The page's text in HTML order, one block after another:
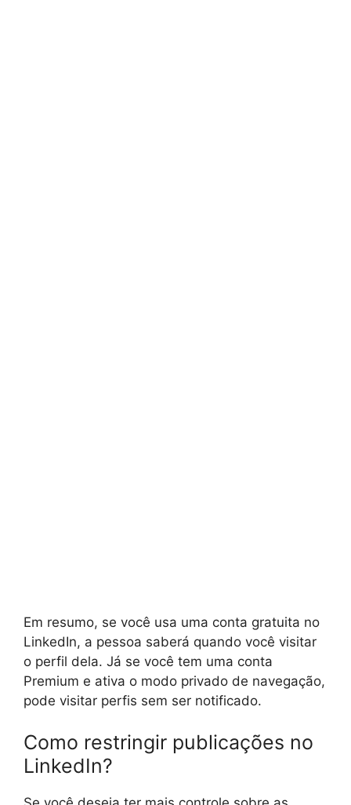
Em resumo, se você usa uma conta gratuita no
LinkedIn, a pessoa saberá quando você visitar
o perfil dela. Já se você tem uma conta
Premium e ativa o modo privado de navegação,
pode visitar perfis sem ser notificado.
Como restringir publicações no
LinkedIn?